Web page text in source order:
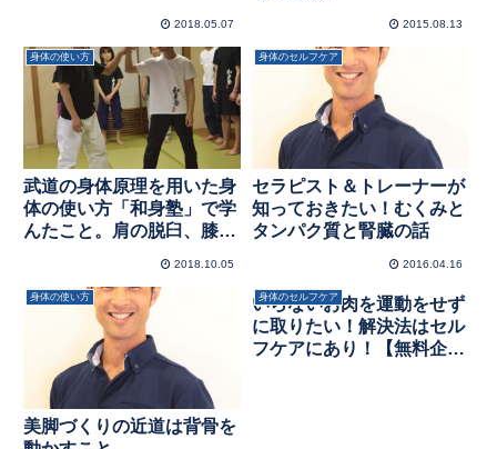
2018.05.07 2015.08.13
身体の使い方
武道の身体原理を用いた身
体の使い方「和身塾」で学
んたこと。肩の脱臼、膝の
帰、メンタルでの成長、ビ
ジネスの成果、などなど。
2018.10.05
身体のセルフケア
セラピスト＆トレーナーが
知っておきたい！むくみと
タンパク質と腎臓の話
2016.04.16
身体の使い方
美脚づくりの近道は背骨を
身体のセルフケア
いらないお肉を運動をせず
に取りたい！解決法はセル
フケアにあり！【無料企